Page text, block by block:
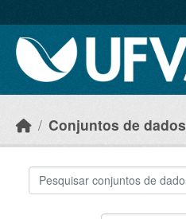
Conjuntos de dados